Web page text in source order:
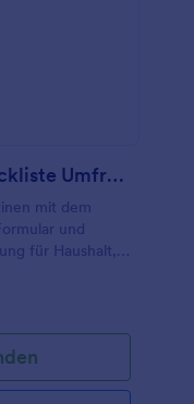
Persönliche Hygiene Checkliste Umfrage
mit dem
und
für Haushalt,